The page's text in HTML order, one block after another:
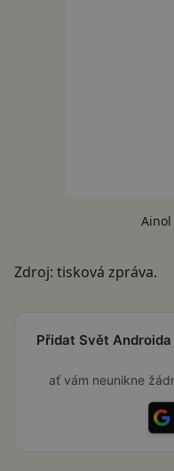
Ainol
Zdroj: tisková zpráva.
Přidat Svět
ať vám neunikne